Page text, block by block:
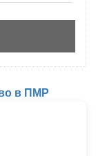
в ПМР